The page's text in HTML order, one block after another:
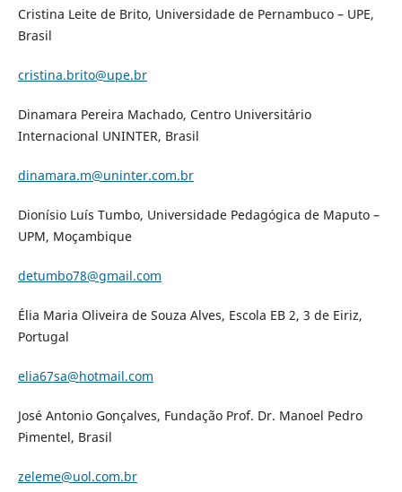
Cristina Leite de Brito, Universidade de Pernambuco – UPE,
Brasil
cristina.brito@upe.br
Dinamara Pereira Machado, Centro Universitário
Internacional UNINTER, Brasil
dinamara.m@uninter.com.br
Dionísio Luís Tumbo, Universidade Pedagógica de Maputo –
UPM, Moçambique
detumbo78@gmail.com
Élia Maria Oliveira de Souza Alves, Escola EB 2, 3 de Eiriz,
Portugal
elia67sa@hotmail.com
José Antonio Gonçalves, Fundação Prof. Dr. Manoel Pedro
Pimentel, Brasil
zeleme@uol.com.br